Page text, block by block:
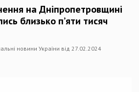
на Дніпропетровщині
близько п’яти тисяч
новини України від 27.02.2024